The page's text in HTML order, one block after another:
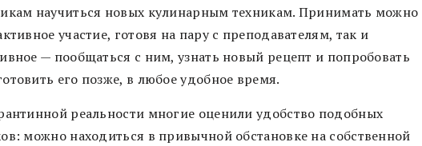
научиться новых кулинарным техникам. Принимать можно
участие, готовя на пару с преподавателям, так и
— пообщаться с ним, узнать новый рецепт и попробовать
его позже, в любое удобное время.
реальности многие оценили удобство подобных
можно находиться в привычной обстановке на собственной